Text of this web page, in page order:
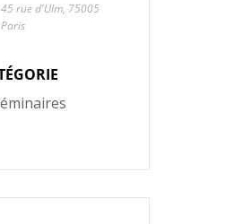
45 rue d'Ulm, 75005
Paris